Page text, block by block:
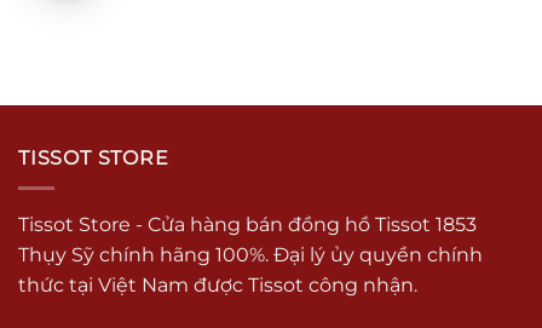
TISSOT STORE
Tissot Store - Cửa hàng bán đồng hồ Tissot 1853
Thụy Sỹ chính hãng 100%. Đại lý ủy quyền chính
thức tại Việt Nam được Tissot công nhận.